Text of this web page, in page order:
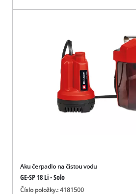
Aku čerpadlo na čistou vodu
GE-SP 18 Li - Solo
Číslo položky.: 4181500